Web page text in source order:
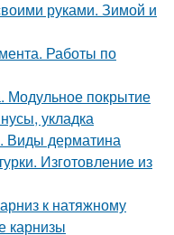
руками. Зимой и
Работы по
Модульное покрытие
укладка
Виды дерматина
Изготовление из
к натяжному
карнизы